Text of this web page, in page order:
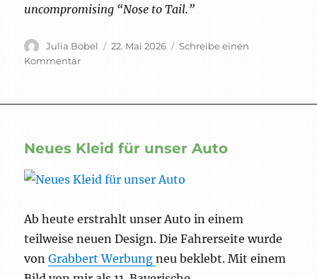
uncompromising “Nose to Tail.”
Autor
Julia Böbel
Veröffentlicht
22. Mai 2026
Schreibe einen
Kommentarzu
Neues Kleid für unser Auto
Ab heute erstrahlt unser Auto in einem
teilweise neuen Design. Die Fahrerseite wurde
vonGrabbert Werbungneu beklebt. Mit einem